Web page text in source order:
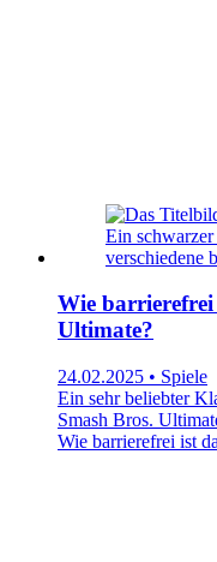
Wie barrierefrei
Ultimate?
24.02.2025 • Spiele
Ein sehr beliebter
Smash Bros.
Wie barrierefrei ist